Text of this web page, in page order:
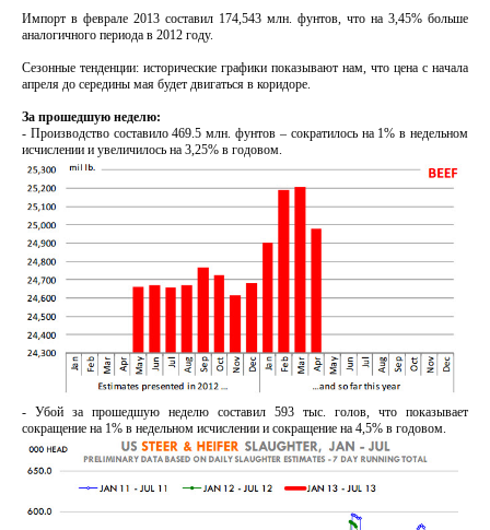
Импорт в феврале 2013 составил 174,543 млн. фунтов, что на 3,45% больше
аналогичного периода в 2012 году.
Сезонные тенденции: исторические графики показывают нам, что цена с начала
апреля до середины мая будет двигаться в коридоре.
За прошедшую неделю:
- Производство составило 469.5 млн. фунтов – сократилось на 1% в недельном
исчислении и увеличилось на 3,25% в годовом.
- Убой за прошедшую неделю составил 593 тыс. голов, что показывает
сокращение на 1% в недельном исчислении и сокращение на 4,5% в годовом.